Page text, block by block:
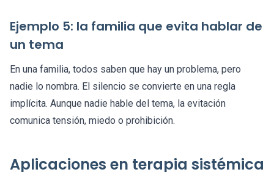
Ejemplo 5: la familia que evita hablar de
un tema
En una familia, todos saben que hay un problema, pero
nadie lo nombra. El silencio se convierte en una regla
implícita. Aunque nadie hable del tema, la evitación
comunica tensión, miedo o prohibición.
Aplicaciones en terapia sistémica